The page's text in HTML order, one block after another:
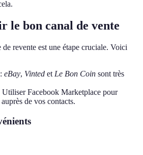
le bon canal de vente
revente est une étape cruciale. Voici
: eBay, Vinted et Le Bon Coin sont très
Utiliser Facebook Marketplace pour
de vos contacts.